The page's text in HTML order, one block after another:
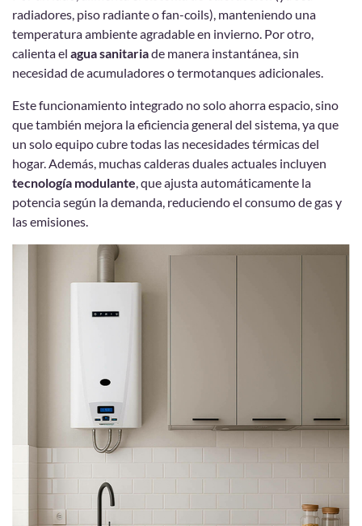
radiadores, piso radiante o fan-coils), manteniendo una
temperatura ambiente agradable en invierno. Por otro,
calienta el agua sanitariade manera instantánea, sin
necesidad de acumuladores o termotanques adicionales.
Este funcionamiento integrado no solo ahorra espacio, sino
que también mejora la eficiencia general del sistema, ya que
un solo equipo cubre todas las necesidades térmicas del
hogar. Además, muchas calderas duales actuales incluyen
tecnología modulante, que ajusta automáticamente la
potencia según la demanda, reduciendo el consumo de gas y
las emisiones.